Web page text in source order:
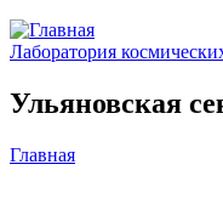
Лаборатория
Ульяновская
Главная